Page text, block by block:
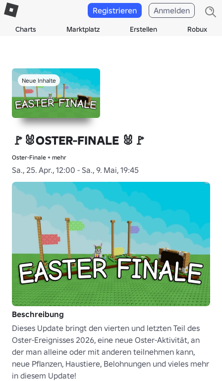
Charts Marktplatz Erstellen Robux
Registrieren Anmelden
Neue Inhalte
🚩🐰OSTER-FINALE 🐰🚩
Oster-Finale + mehr
Sa., 25. Apr., 12:00 - Sa., 9. Mai, 19:45
Beschreibung
Dieses Update bringt den vierten und letzten Teil des
Oster-Ereignisses 2026, eine neue Oster-Aktivität, an
der man alleine oder mit anderen teilnehmen kann,
neue Pflanzen, Haustiere, Belohnungen und vieles mehr
in diesem Update!